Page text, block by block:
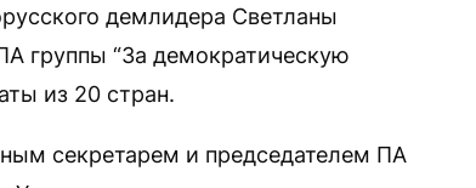
демлидера Светланы
группы “За демократическую
из 20 стран.
секретарем и председателем ПА